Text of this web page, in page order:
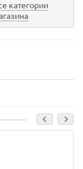
категории